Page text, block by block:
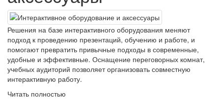
Решения на базе интерактивного оборудования меняют
подход к проведению презентаций, обучению и работе, и
помогают превратить привычные подходы в современные,
удобные и эффективные. Оснащение переговорных комнат,
учебных аудиторий позволяет организовать совместную
интерактивную работу.
Читать полностью